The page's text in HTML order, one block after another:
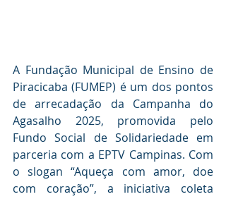
A Fundação Municipal de Ensino de
Piracicaba (FUMEP) é um dos pontos
de arrecadação da Campanha do
Agasalho 2025, promovida pelo
Fundo Social de Solidariedade em
parceria com a EPTV Campinas. Com
o slogan “Aqueça com amor, doe
com coração”, a iniciativa coleta